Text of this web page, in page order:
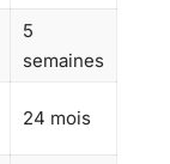
5
semaines
24 mois